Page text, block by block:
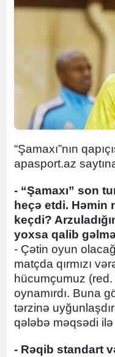
“Şamaxı”nın
apasport.az
- “Şamaxı” son
heçə etdi. Həmin
keçdi?
yoxsa qalib
- Çətin oyun
matçda qırmızı
hücumçumuz
oynamırdı. Buna
tərzinə
qələbə məqsədi ilə
- Rəqib standart